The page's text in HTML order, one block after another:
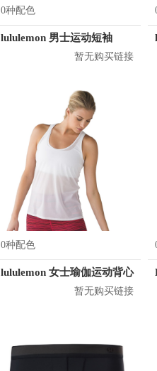
0种配色
lululemon 男士运动短袖
暂无购买链接
0种配色
lululemon 女士瑜伽运动背心
暂无购买链接